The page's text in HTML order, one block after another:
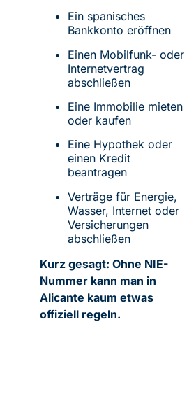
Ein spanisches
Bankkonto eröffnen
Einen Mobilfunk- oder
Internetvertrag
abschließen
Eine Immobilie mieten
oder kaufen
Eine Hypothek oder
einen Kredit
beantragen
Verträge für Energie,
Wasser, Internet oder
Versicherungen
abschließen
Kurz gesagt: Ohne NIE-
Nummer kann man in
Alicante kaum etwas
offiziell regeln.